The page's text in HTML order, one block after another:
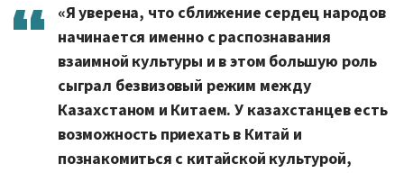
«Я уверена, что сближение сердец народов
начинается именно с распознавания
взаимной культуры и в этом большую роль
сыграл безвизовый режим между
Казахстаном и Китаем. У казахстанцев есть
возможность приехать в Китай и
познакомиться с китайской культурой,